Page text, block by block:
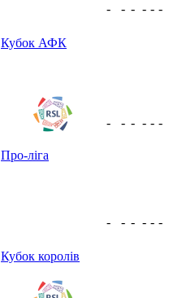
Кубок АФК
- - - - - -
Про-ліга
- - - - - -
Кубок королів
- - - - - -